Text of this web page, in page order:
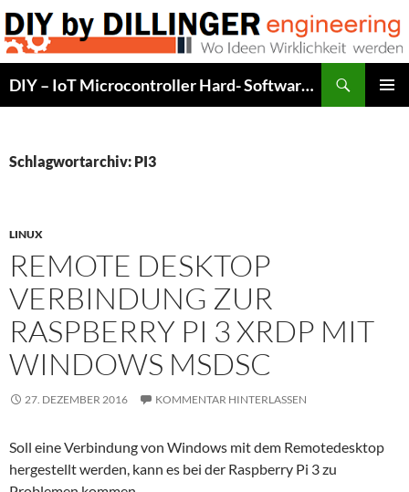
Zum
Inhalt
springen
DIY – IoT Microcontroller Hard- Software Development
Schlagwortarchiv: PI3
LINUX
REMOTE DESKTOP
VERBINDUNG ZUR
RASPBERRY PI 3 XRDP MIT
WINDOWS MSDSC
27. DEZEMBER 2016 KOMMENTAR HINTERLASSEN
Soll eine Verbindung von Windows mit dem Remotedesktop
hergestellt werden, kann es bei der Raspberry Pi 3 zu